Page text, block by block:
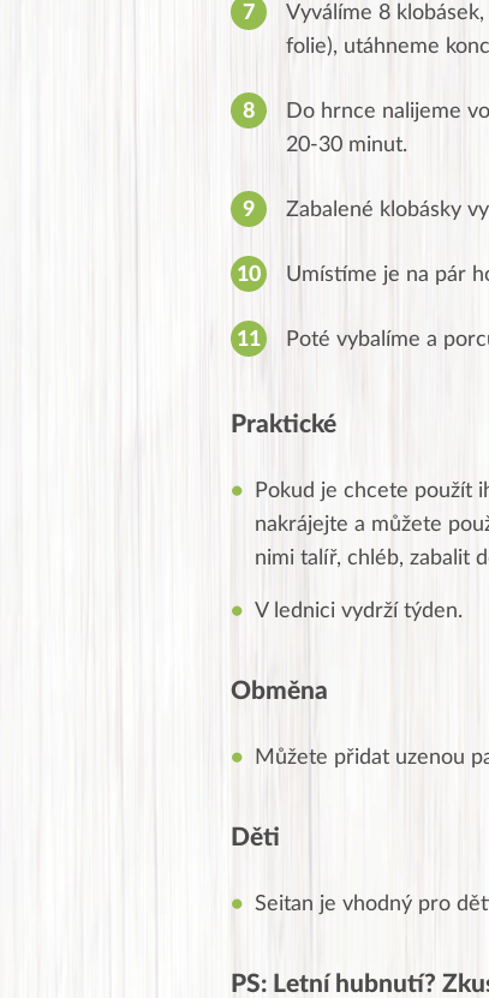
Vyválíme 8
folie), utáhneme
Do hrnce nalijeme
20-30 minut.
Zabalené klobásky
Umístíme je na pár
Poté vybalíme a
Praktické
Pokud je chcete použít
nakrájejte a můžete
nimi talíř, chléb, zabalit
V lednici vydrží týden.
Obměna
Můžete přidat uzenou
Děti
Seitan je vhodný pro
PS: Letní hubnutí?